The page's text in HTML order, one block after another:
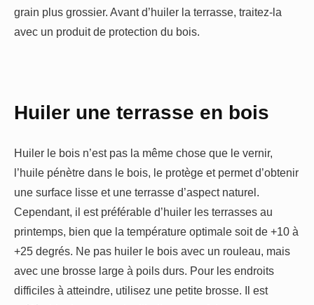
grain plus grossier. Avant d’huiler la terrasse, traitez-la
avec un produit de protection du bois.
Huiler une terrasse en bois
Huiler le bois n’est pas la même chose que le vernir,
l’huile pénètre dans le bois, le protège et permet d’obtenir
une surface lisse et une terrasse d’aspect naturel.
Cependant, il est préférable d’huiler les terrasses au
printemps, bien que la température optimale soit de +10 à
+25 degrés. Ne pas huiler le bois avec un rouleau, mais
avec une brosse large à poils durs. Pour les endroits
difficiles à atteindre, utilisez une petite brosse. Il est